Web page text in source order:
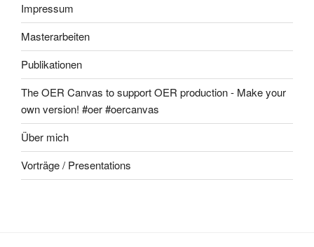
Impressum
Masterarbeiten
Publikationen
The OER Canvas to support OER production - Make your
own version! #oer #oercanvas
Über mich
Vorträge / Presentations